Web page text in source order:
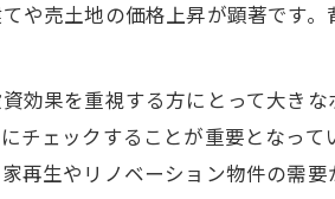
生野区巽の不動産中古市場を
不動産売り土地選びに欠かせ
建築条件なし不動産土地の魅
生野区売り土地の最新不動産
や売土地の価格上昇が顕著です
効果を重視する方にとって大き
チェックすることが重要となっ
再生やリノベーション物件の需要